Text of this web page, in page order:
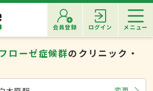
会員登録 ログイン メニュー
ローゼ症候群のクリニック・